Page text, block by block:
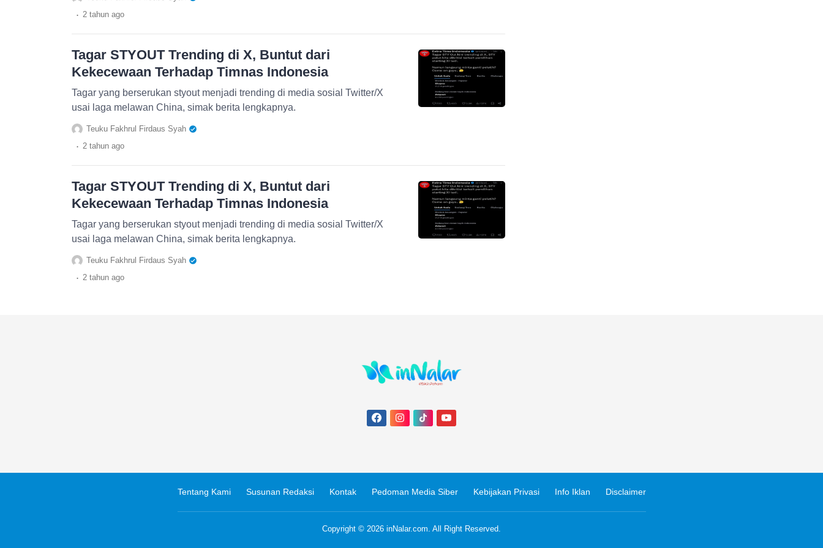
. 2 tahun ago
Tagar STYOUT Trending di X, Buntut dari
Kekecewaan Terhadap Timnas Indonesia
Tagar yang berserukan styout menjadi trending di media sosial Twitter/X
usai laga melawan China, simak berita lengkapnya.
Teuku Fakhrul Firdaus Syah
. 2 tahun ago
Tagar STYOUT Trending di X, Buntut dari
Kekecewaan Terhadap Timnas Indonesia
Tagar yang berserukan styout menjadi trending di media sosial Twitter/X
usai laga melawan China, simak berita lengkapnya.
Teuku Fakhrul Firdaus Syah
. 2 tahun ago
Tentang Kami Susunan Redaksi Kontak Pedoman Media Siber Kebijakan Privasi Info Iklan Disclaimer
Copyright © 2026 inNalar.com. All Right Reserved.